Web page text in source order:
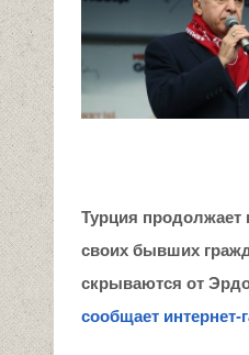
Турция продолжает
своих бывших
скрываются от
сообщает интернет-